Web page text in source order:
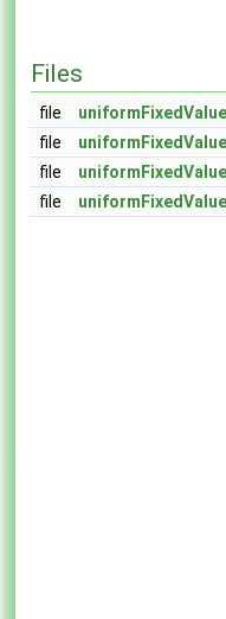
Files
file
file
file
file